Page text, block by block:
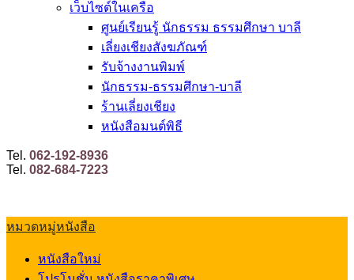
เว็บไซต์ในเครือ
ศูนย์เรียนรู้ นักธรรม ธรรมศึกษา บาลี
เลี่ยงเชียงสังฆภัณฑ์
รับจ้างงานพิมพ์
นักธรรม-ธรรมศึกษา-บาลี
ร้านเลี่ยงเชียง
หนังสือมนต์พิธี
Tel. 062-192-8936
Tel. 082-684-7223
หมวดหมู่หนังสือ
หนังสือใหม่